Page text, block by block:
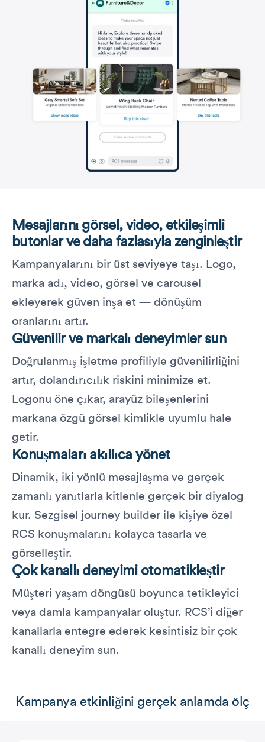
Mesajlarını görsel, video, etkileşimli
butonlar ve daha fazlasıyla zenginleştir
Kampanyalarını bir üst seviyeye taşı. Logo,
marka adı, video, görsel ve carousel
ekleyerek güven inşa et — dönüşüm
oranlarını artır.
Güvenilir ve markalı deneyimler sun
Doğrulanmış işletme profiliyle güvenilirliğini
artır, dolandırıcılık riskini minimize et.
Logonu öne çıkar, arayüz bileşenlerini
markana özgü görsel kimlikle uyumlu hale
getir.
Konuşmaları akıllıca yönet
Dinamik, iki yönlü mesajlaşma ve gerçek
zamanlı yanıtlarla kitlenle gerçek bir diyalog
kur. Sezgisel journey builder ile kişiye özel
RCS konuşmalarını kolayca tasarla ve
görselleştir.
Çok kanallı deneyimi otomatikleştir
Müşteri yaşam döngüsü boyunca tetikleyici
veya damla kampanyalar oluştur. RCS’i diğer
kanallarla entegre ederek kesintisiz bir çok
kanallı deneyim sun.
Kampanya etkinliğini gerçek anlamda ölç